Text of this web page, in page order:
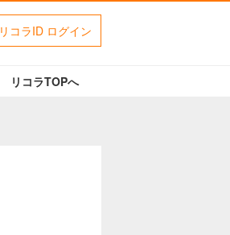
リコラID ログイン
リコラTOPへ